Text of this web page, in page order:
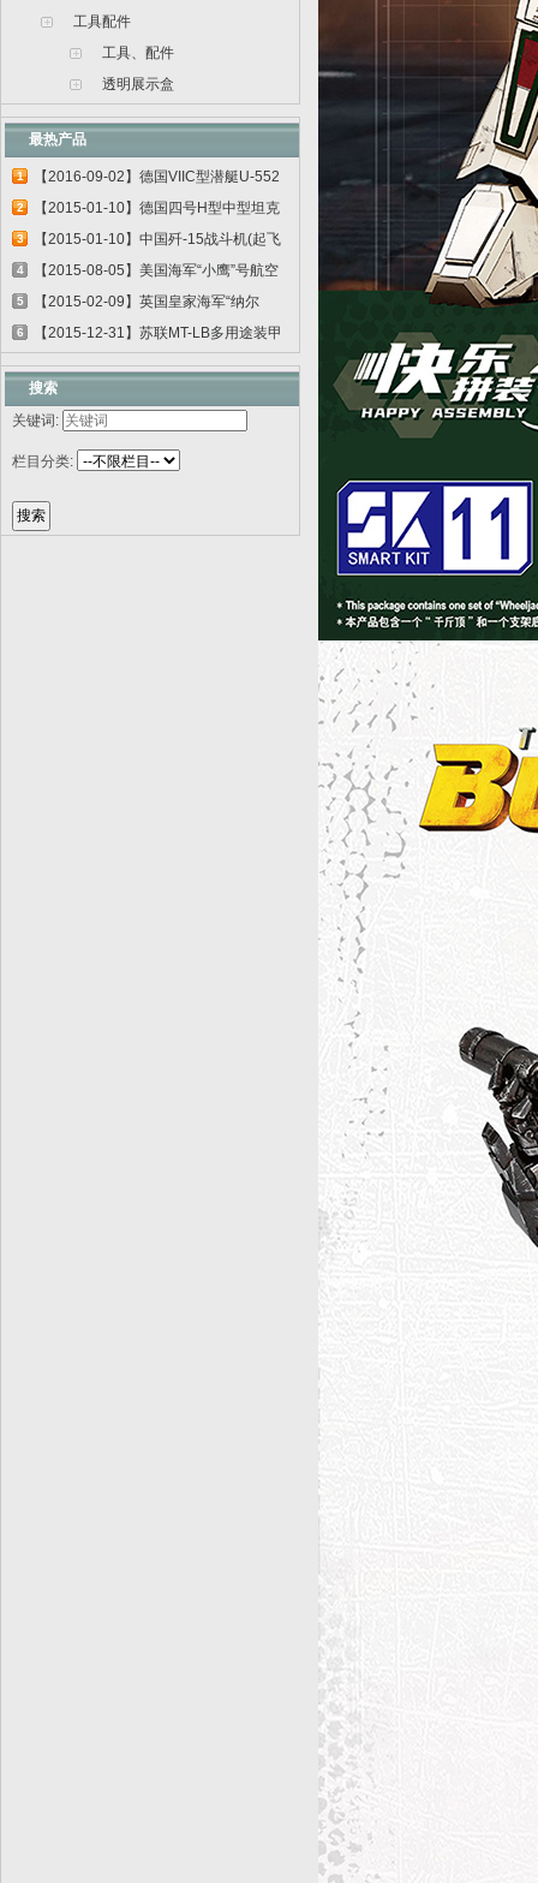
工具配件
工具、配件
透明展示盒
最热产品
1
【2016-09-02】德国VIIC型潜艇U-552
06801
2
【2015-01-10】德国四号H型中型坦克
00920
3
【2015-01-10】中国歼-15战斗机(起飞
甲板...
4
【2015-08-05】美国海军“小鹰”号航空
母...
5
【2015-02-09】英国皇家海军“纳尔
逊”号...
6
【2015-12-31】苏联MT-LB多用途装甲
运输车...
搜索
关键词:
栏目分类: